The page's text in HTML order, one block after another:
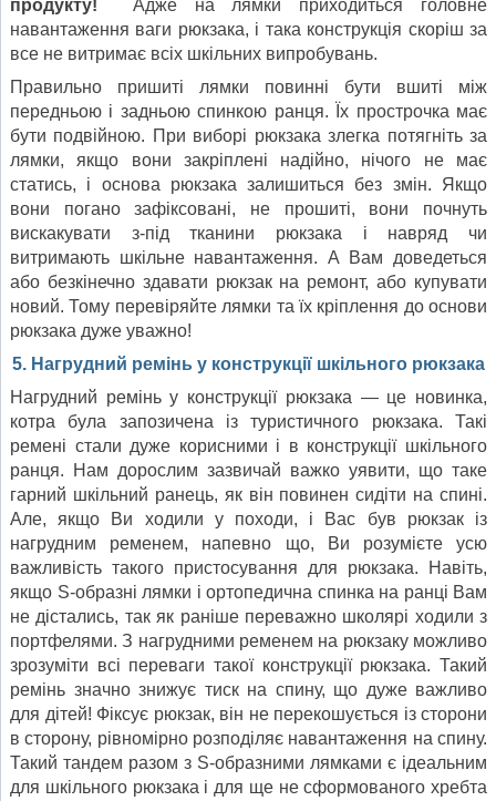
продукту!
Адже на лямки приходиться головне
навантаження ваги рюкзака, і така конструкція скоріш за
все не витримає всіх шкільних випробувань.
Правильно пришиті лямки повинні бути вшиті між
передньою і задньою спинкою ранця. Їх прострочка має
бути подвійною. При виборі рюкзака злегка потягніть за
лямки, якщо вони закріплені надійно, нічого не має
статись, і основа рюкзака залишиться без змін. Якщо
вони погано зафіксовані, не прошиті, вони почнуть
вискакувати з-під тканини рюкзака і навряд чи
витримають шкільне навантаження. А Вам доведеться
або безкінечно здавати рюкзак на ремонт, або купувати
новий. Тому перевіряйте лямки та їх кріплення до основи
рюкзака дуже уважно!
5. Нагрудний ремінь у конструкції шкільного рюкзака
Нагрудний ремінь у конструкції рюкзака — це новинка,
котра була запозичена із туристичного рюкзака. Такі
ремені стали дуже корисними і в конструкції шкільного
ранця. Нам дорослим зазвичай важко уявити, що таке
гарний шкільний ранець, як він повинен сидіти на спині.
Але, якщо Ви ходили у походи, і Вас був рюкзак із
нагрудним ременем, напевно що, Ви розумієте усю
важливість такого пристосування для рюкзака. Навіть,
якщо S-образні лямки і ортопедична спинка на ранці Вам
не дістались, так як раніше переважно школярі ходили з
портфелями. З нагрудними ременем на рюкзаку можливо
зрозуміти всі переваги такої конструкції рюкзака. Такий
ремінь значно знижує тиск на спину, що дуже важливо
для дітей! Фіксує рюкзак, він не перекошується із сторони
в сторону, рівномірно розподіляє навантаження на спину.
Такий тандем разом з S-образними лямками є ідеальним
для шкільного рюкзака і для ще не сформованого хребта